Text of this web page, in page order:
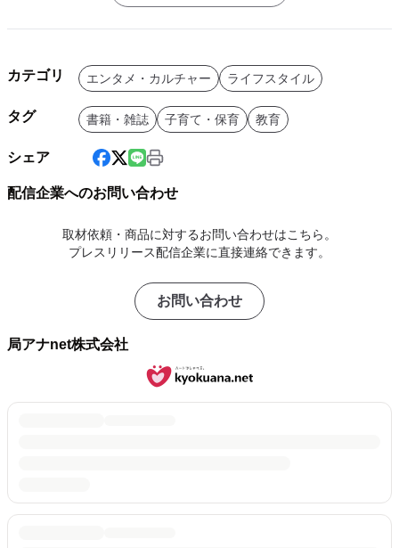
カテゴリ エンタメ・カルチャー ライフスタイル
タグ 書籍・雑誌 子育て・保育 教育
シェア
配信企業へのお問い合わせ
取材依頼・商品に対するお問い合わせはこちら。
プレスリリース配信企業に直接連絡できます。
お問い合わせ
局アナnet株式会社